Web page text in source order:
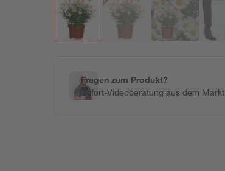
Fragen zum Produkt?
Sofort-Videoberatung aus dem Markt